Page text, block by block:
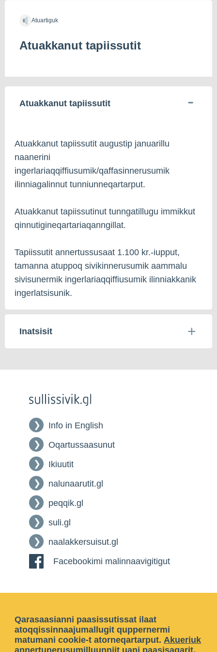
Atuartiguk
Atuakkanut tapiissutit
Atuakkanut tapiissutit
Atuakkanut tapiissutit augustip januarillu
naanerini
ingerlariaqqiffiusumik/qaffasinnerusumik
ilinniagalinnut tunniunneqartarput.
Atuakkanut tapiissutinut tunngatillugu immikkut
qinnutigineqartariaqanngillat.
Tapiissutit annertussusaat 1.100 kr.-iupput,
tamanna atuppoq sivikinnerusumik aammalu
sivisunermik ingerlariaqqiffiusumik ilinniakkanik
ingerlatsisunik.
Inatsisit
Info in English
Oqartussaasunut
Ikiuutit
nalunaarutit.gl
peqqik.gl
suli.gl
naalakkersuisut.gl
Facebookimi malinnaavigitigut
Qarasaasianni paasissutissat ilaat
atoqqissinnaajumallugit quppernermi
matumani cookie-t atorneqartarput. Akueriuk
annertunerusumilluunniit uani paasisaqarit.